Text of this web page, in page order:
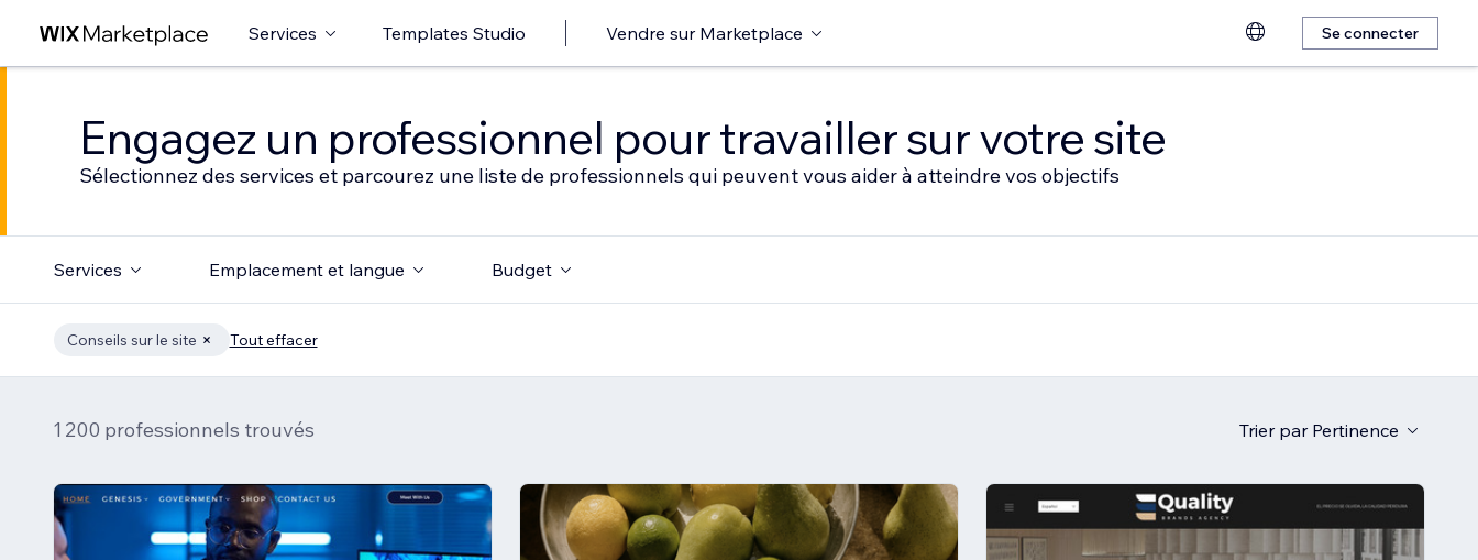
Services Templates Studio Vendre sur Marketplace Se connecter
Engagez un professionnel pour travailler sur votre site
Sélectionnez des services et parcourez une liste de professionnels qui peuvent vous aider à atteindre vos objectifs
Services Emplacement et langue Budget
Conseils sur le site Tout effacer
1 200 professionnels trouvés Trier par Pertinence